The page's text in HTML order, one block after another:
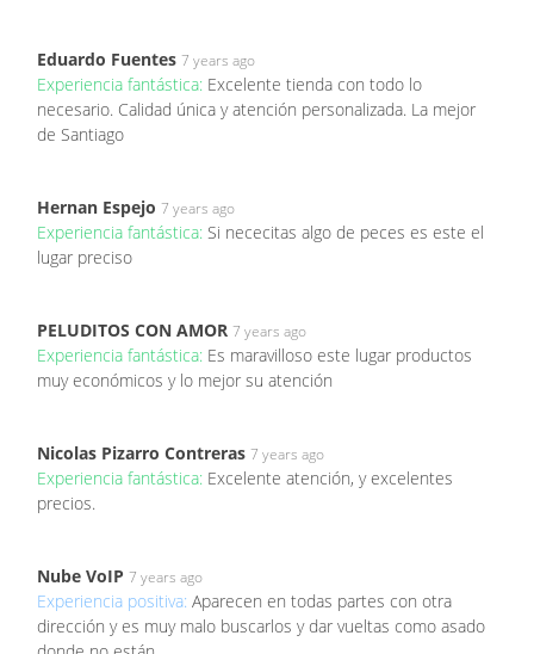
Eduardo Fuentes 7 years ago
Experiencia fantástica: Excelente tienda con todo lo
necesario. Calidad única y atención personalizada. La mejor
de Santiago
Hernan Espejo 7 years ago
Experiencia fantástica: Si nececitas algo de peces es este el
lugar preciso
PELUDITOS CON AMOR 7 years ago
Experiencia fantástica: Es maravilloso este lugar productos
muy económicos y lo mejor su atención
Nicolas Pizarro Contreras 7 years ago
Experiencia fantástica: Excelente atención, y excelentes
precios.
Nube VoIP 7 years ago
Experiencia positiva: Aparecen en todas partes con otra
dirección y es muy malo buscarlos y dar vueltas como asado